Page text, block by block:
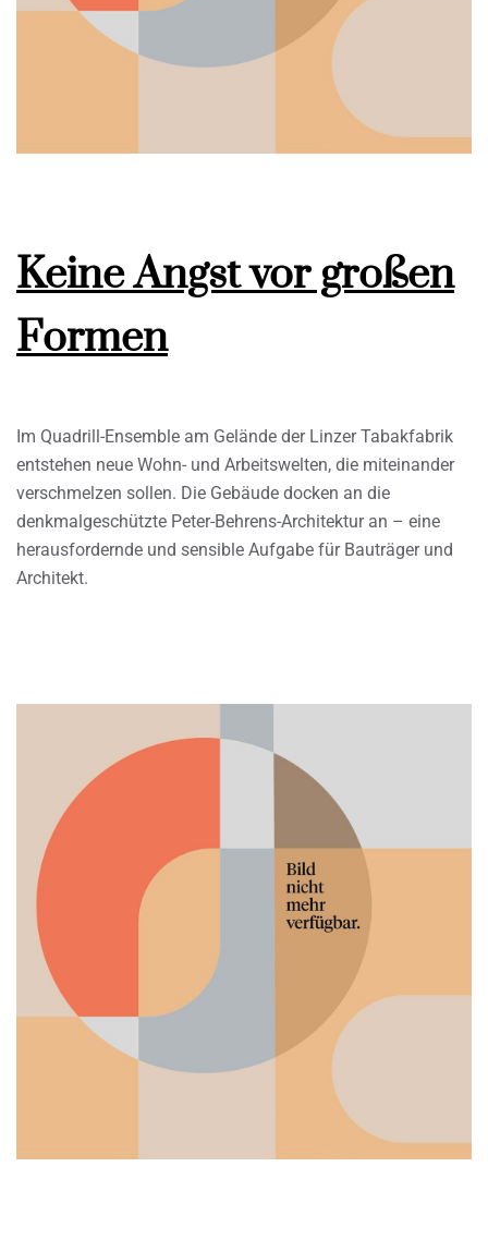
Keine Angst vor großen
Formen
Im Quadrill-Ensemble am Gelände der Linzer Tabakfabrik
entstehen neue Wohn- und Arbeitswelten, die miteinander
verschmelzen sollen. Die Gebäude docken an die
denkmalgeschützte Peter-Behrens-Architektur an – eine
herausfordernde und sensible Aufgabe für Bauträger und
Architekt.